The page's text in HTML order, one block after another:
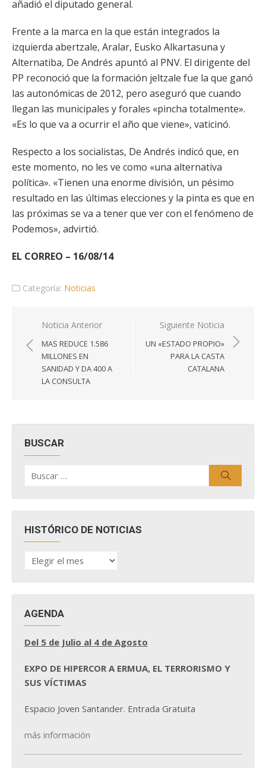
añadió el diputado general.
Frente a la marca en la que están integrados la
izquierda abertzale, Aralar, Eusko Alkartasuna y
Alternatiba, De Andrés apuntó al PNV. El dirigente del
PP reconoció que la formación jeltzale fue la que ganó
las autonómicas de 2012, pero aseguró que cuando
llegan las municipales y forales «pincha totalmente».
«Es lo que va a ocurrir el año que viene», vaticinó.
Respecto a los socialistas, De Andrés indicó que, en
este momento, no les ve como «una alternativa
política». «Tienen una enorme división, un pésimo
resultado en las últimas elecciones y la pinta es que en
las próximas se va a tener que ver con el fenómeno de
Podemos», advirtió.
EL CORREO – 16/08/14
Categoría: Noticias
Navegación
de
entradas
Noticia Anterior
MAS REDUCE 1.586
MILLONES EN
SANIDAD Y DA 400 A
LA CONSULTA
Siguiente Noticia
UN «ESTADO PROPIO»
PARA LA CASTA
CATALANA
BUSCAR
por:
HISTÓRICO DE NOTICIAS
HISTÓRICO
DE
AGENDA
Del 5 de Julio al 4 de Agosto
EXPO DE HIPERCOR A ERMUA, EL TERRORISMO Y
SUS VÍCTIMAS
Espacio Joven Santander. Entrada Gratuita
más información